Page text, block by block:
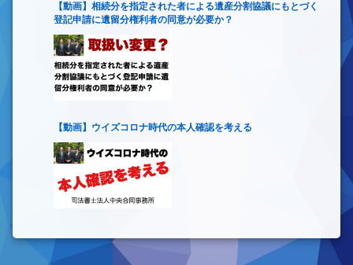
【動画】相続分を指定された者による遺産分割協議にもとづく
登記申請に遺留分権利者の同意が必要か？
【動画】ウイズコロナ時代の本人確認を考える